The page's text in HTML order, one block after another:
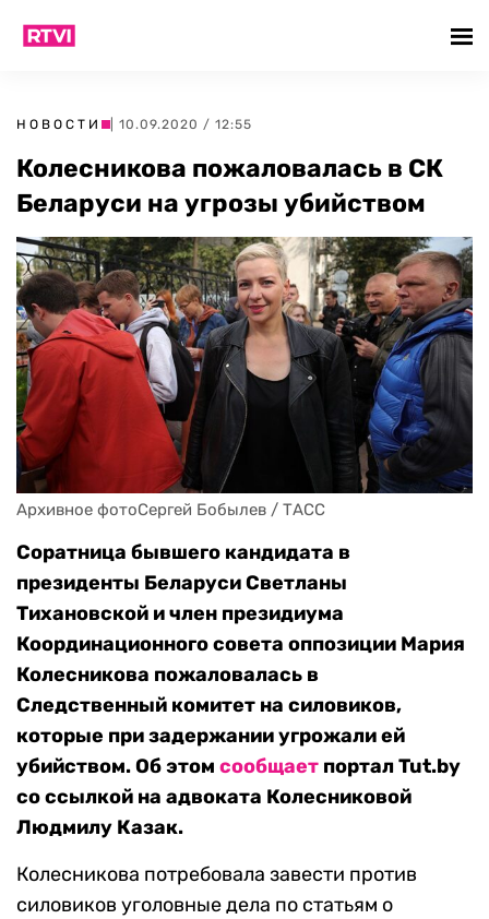
НОВОСТИ | 10.09.2020 / 12:55
Колесникова пожаловалась в СК
Беларуси на угрозы убийством
Архивное фотоСергей Бобылев / ТАСС
Соратница бывшего кандидата в
президенты Беларуси Светланы
Тихановской и член президиума
Координационного совета оппозиции Мария
Колесникова пожаловалась в
Следственный комитет на силовиков,
которые при задержании угрожали ей
убийством. Об этом сообщает портал Tut.by
со ссылкой на адвоката Колесниковой
Людмилу Казак.
Колесникова потребовала завести против
силовиков уголовные дела по статьям о